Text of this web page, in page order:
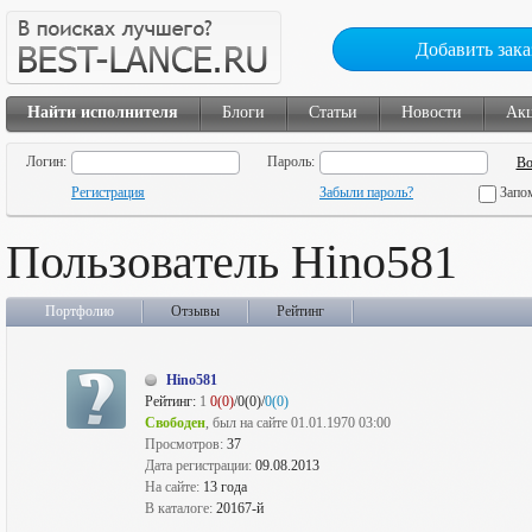
Добавить
Найти исполнителя Блоги Статьи Новости
Логин:
Пароль:
Регистрация
Забыли пароль?
Пользователь Hino581
Портфолио Отзывы Рейтинг
Hino581
Рейтинг: 1 0(0)/0(0)/0(0)
Свободен, был на сайте 01.01.1970 03:00
Просмотров: 37
Дата регистрации: 09.08.2013
На сайте: 13 года
В каталоге: 20167-й